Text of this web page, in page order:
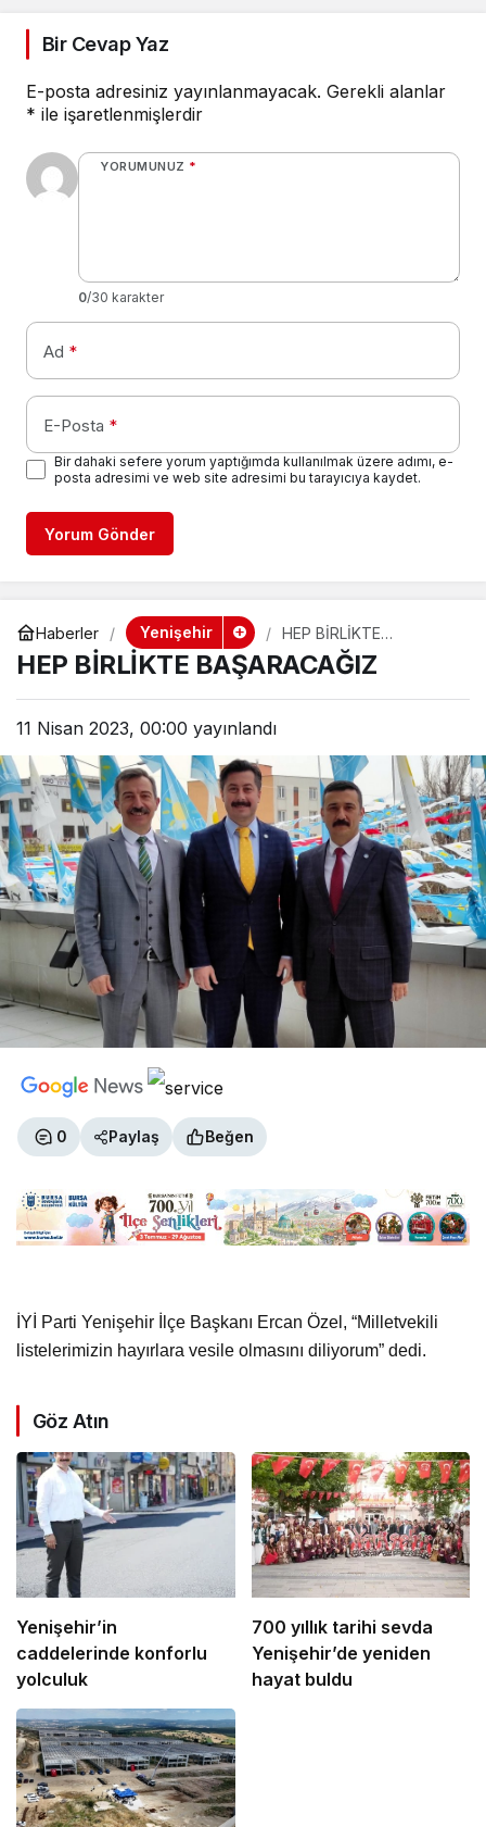
Bir Cevap Yaz
E-posta adresiniz yayınlanmayacak. Gerekli alanlar
* ile işaretlenmişlerdir
YORUMUNUZ *
0/30 karakter
Ad *
E-Posta *
Bir dahaki sefere yorum yaptığımda kullanılmak üzere adımı, e-
posta adresimi ve web site adresimi bu tarayıcıya kaydet.
Yorum Gönder
Haberler Yenişehir
HEP BİRLİKTE
BAŞARACAĞIZ
HEP BİRLİKTE BAŞARACAĞIZ
11 Nisan 2023, 00:00 yayınlandı
0 Paylaş Beğen
İYİ Parti Yenişehir İlçe Başkanı Ercan Özel, “Milletvekili
listelerimizin hayırlara vesile olmasını diliyorum” dedi.
Göz Atın
Yenişehir’in
caddelerinde konforlu
yolculuk
700 yıllık tarihi sevda
Yenişehir’de yeniden
hayat buldu